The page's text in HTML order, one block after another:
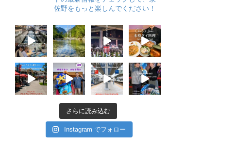
佐野をもっと楽しんでください！
さらに読み込む
Instagram でフォロー